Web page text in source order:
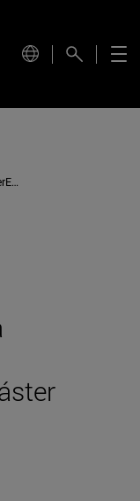
2022_05_05_MUN_ClausuaraVPromocionMasterEnEstudiosdeComisariado